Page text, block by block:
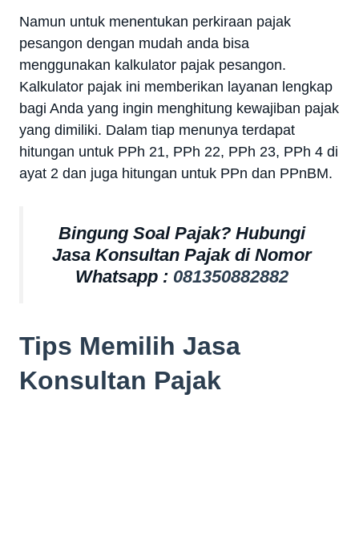
Namun untuk menentukan perkiraan pajak
pesangon dengan mudah anda bisa
menggunakan kalkulator pajak pesangon.
Kalkulator pajak ini memberikan layanan lengkap
bagi Anda yang ingin menghitung kewajiban pajak
yang dimiliki. Dalam tiap menunya terdapat
hitungan untuk PPh 21, PPh 22, PPh 23, PPh 4 di
ayat 2 dan juga hitungan untuk PPn dan PPnBM.
Bingung Soal Pajak? Hubungi
Jasa Konsultan Pajak di Nomor
Whatsapp : 081350882882
Tips Memilih Jasa
Konsultan Pajak